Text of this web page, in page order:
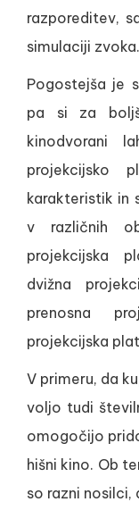
razporeditev,
simulaciji zvoka.
Pogostejša je
pa si za
kinodvorani
projekcijsko
karakteristik in
v različnih
projekcijska
dvižna
prenosna
projekcijska
V primeru, da
voljo tudi
omogočijo
hišni kino. Ob
so razni nosilci,